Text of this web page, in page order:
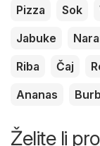
Pizza
Sok
Jabuke
Riba
Čaj
Ananas
Želite li